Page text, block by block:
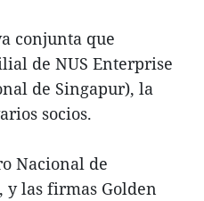
conjunta que
de NUS Enterprise
de Singapur), la
socios.
Nacional de
las firmas Golden